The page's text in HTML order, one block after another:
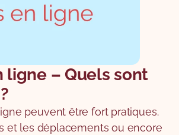
ligne – Quels sont
peuvent être fort pratiques.
et les déplacements ou encore